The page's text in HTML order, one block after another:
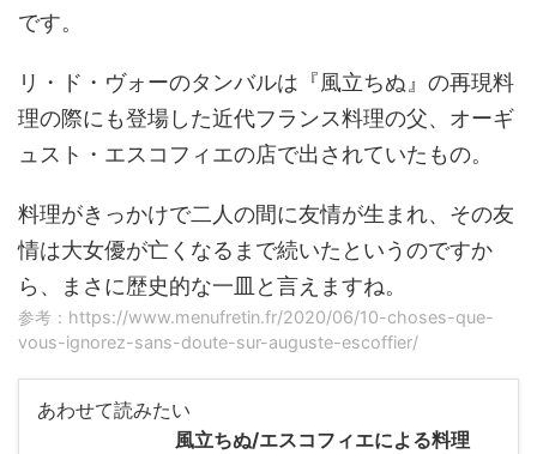
です。
リ・ド・ヴォーのタンバルは『風立ちぬ』の再現料
理の際にも登場した近代フランス料理の父、オーギ
ュスト・エスコフィエの店で出されていたもの。
料理がきっかけで二人の間に友情が生まれ、その友
情は大女優が亡くなるまで続いたというのですか
ら、まさに歴史的な一皿と言えますね。
参考：https://www.menufretin.fr/2020/06/10-choses-que-
vous-ignorez-sans-doute-sur-auguste-escoffier/
あわせて読みたい
風立ちぬ/エスコフィエによる料理